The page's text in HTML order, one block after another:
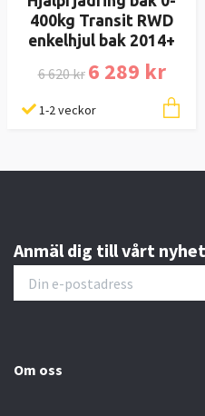
400kg Transit RWD
enkelhjul bak 2014+
6 620 kr 6 289 kr
1-2 veckor
Anmäl dig till vårt
Om oss